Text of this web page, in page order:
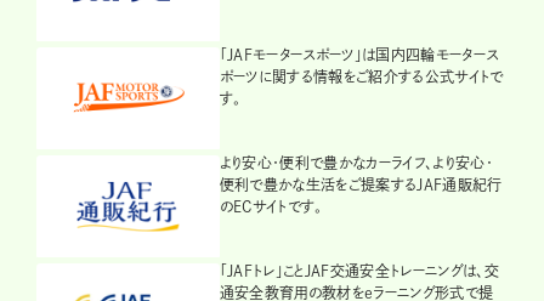
「JAFモータースポーツ」は国内四輪モータース
ポーツに関する情報をご紹介する公式サイトで
す。
より安心・便利で豊かなカーライフ、より安心・
便利で豊かな生活をご提案するJAF通販紀行
のECサイトです。
「JAFトレ」ことJAF交通安全トレーニングは、交
通安全教育用の教材をeラーニング形式で提